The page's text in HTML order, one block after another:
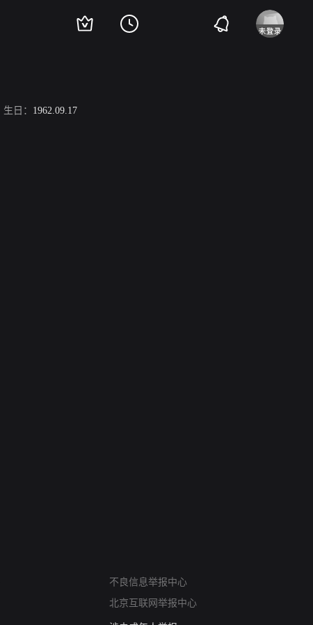
生日： 1962.09.17
不良信息举报中心
北京互联网举报中心
涉政举报入口